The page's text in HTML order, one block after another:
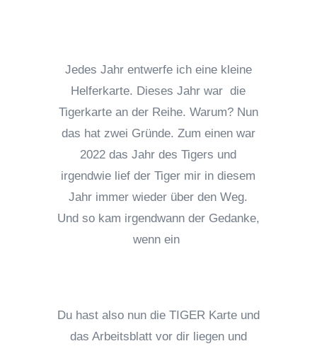
Jedes Jahr entwerfe ich eine kleine
Helferkarte. Dieses Jahr war die
Tigerkarte an der Reihe. Warum? Nun
das hat zwei Gründe. Zum einen war
2022 das Jahr des Tigers und
irgendwie lief der Tiger mir in diesem
Jahr immer wieder über den Weg.
Und so kam irgendwann der Gedanke,
wenn ein
Du hast also nun die TIGER Karte und
das Arbeitsblatt vor dir liegen und